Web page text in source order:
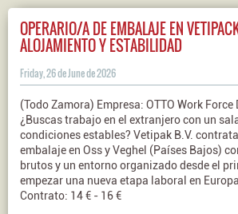
OPERARIO/A DE EMBALAJE EN
ALOJAMIENTO Y ESTABILIDAD
Friday, 26 de June de 2026
(Todo Zamora) Empresa: OTTO Work Force
¿Buscas trabajo en el extranjero con un
condiciones estables? Vetipak B.V.
embalaje en Oss y Veghel (Países Bajos)
brutos y un entorno organizado desde el
empezar una nueva etapa laboral en
Contrato: 14 € - 16 €